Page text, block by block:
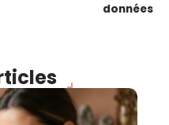
données